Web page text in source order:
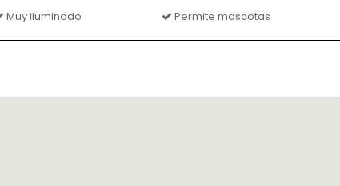
Muy iluminado Permite mascotas